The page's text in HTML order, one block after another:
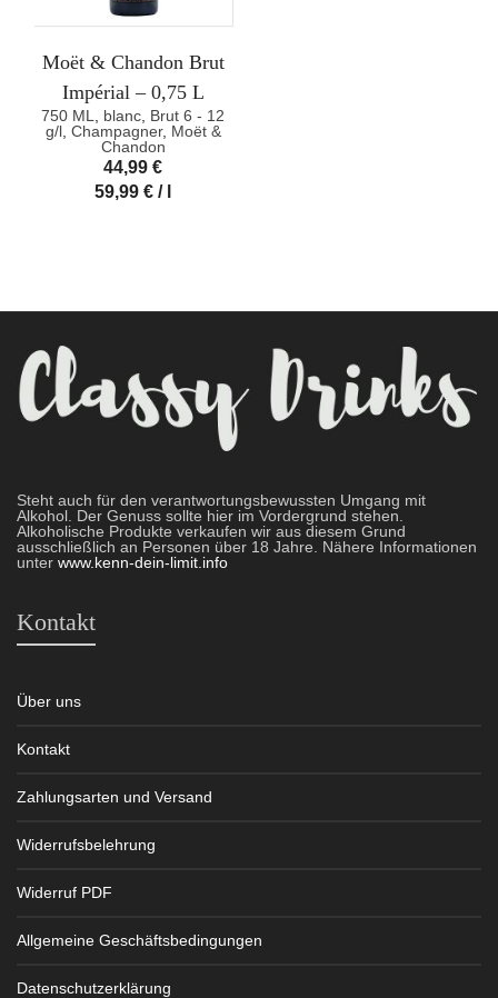
Moët & Chandon Brut
Impérial – 0,75 L
750 ML, blanc, Brut 6 - 12
g/l, Champagner, Moët &
Chandon
44,99 €
59,99 € /
Steht auch für den verantwortungsbewussten Umgang mit
Alkohol. Der Genuss sollte hier im Vordergrund stehen.
Alkoholische Produkte verkaufen wir aus diesem Grund
ausschließlich an Personen über 18 Jahre. Nähere Informationen
unter www.kenn-dein-limit.info
Kontakt
Über uns
Kontakt
Zahlungsarten und Versand
Widerrufsbelehrung
Widerruf PDF
Allgemeine Geschäftsbedingungen
Datenschutzerklärung